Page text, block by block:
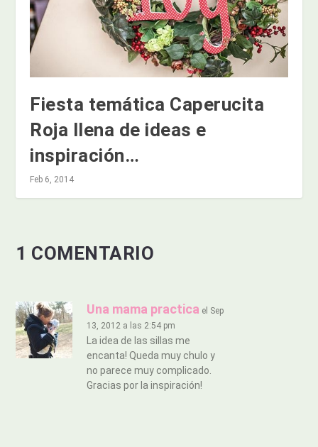
Fiesta temática Caperucita
Roja llena de ideas e
inspiración…
Feb 6, 2014
1 COMENTARIO
Una mama practica el Sep
13, 2012 a las 2:54 pm
La idea de las sillas me
encanta! Queda muy chulo y
no parece muy complicado.
Gracias por la inspiración!